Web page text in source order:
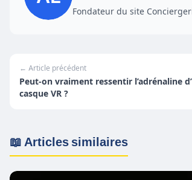
Fondateur du site
← Article précédent
Peut-on vraiment ressentir l’adrénaline
casque VR ?
📖 Articles similaires